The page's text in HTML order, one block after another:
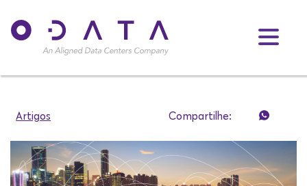
Artigos Compartilhe: